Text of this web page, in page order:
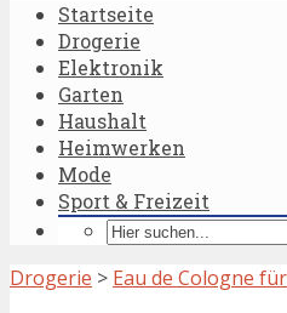
Startseite
Drogerie
Elektronik
Garten
Haushalt
Heimwerken
Mode
Sport & Freizeit
Drogerie > Eau de Cologne